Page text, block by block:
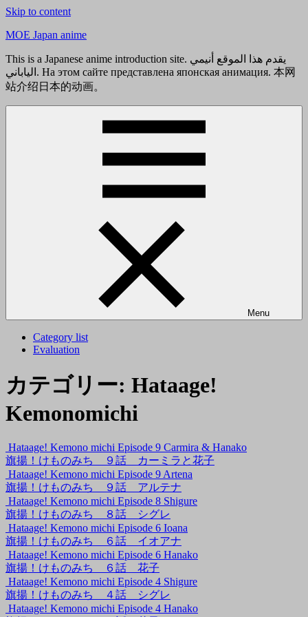
Skip to content
MOE Japan anime
This is a Japanese anime introduction site. يقدم هذا الموقع أنيمي
الياباني. На этом сайте представлена японская анимация. 本网
站介绍日本的动画。
Menu
Category list
Evaluation
カテゴリー: Hataage!
Kemonomichi
Hataage! Kemono michi Episode 9 Carmira & Hanako
旗揚！けものみち ９話 カーミラと花子
Hataage! Kemono michi Episode 9 Artena
旗揚！けものみち ９話 アルテナ
Hataage! Kemono michi Episode 8 Shigure
旗揚！けものみち ８話 シグレ
Hataage! Kemono michi Episode 6 Ioana
旗揚！けものみち ６話 イオアナ
Hataage! Kemono michi Episode 6 Hanako
旗揚！けものみち ６話 花子
Hataage! Kemono michi Episode 4 Shigure
旗揚！けものみち ４話 シグレ
Hataage! Kemono michi Episode 4 Hanako